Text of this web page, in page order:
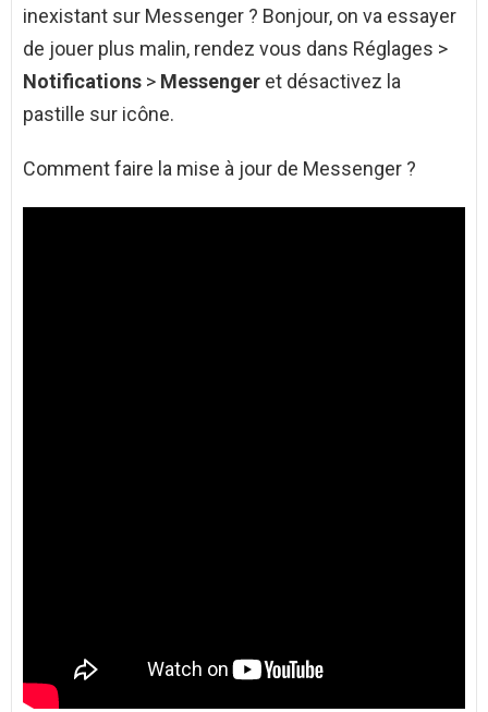
inexistant sur Messenger ? Bonjour, on va essayer
de jouer plus malin, rendez vous dans Réglages >
Notifications > Messenger et désactivez la
pastille sur icône.
Comment faire la mise à jour de Messenger ?